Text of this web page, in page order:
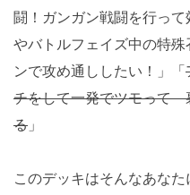
闘！ガンガン戦闘を行っ
やバトルフェイズ中の特
ンで攻め通ししたい！」「
チをして一発でツモって
る 」
このデッキはそんなあな